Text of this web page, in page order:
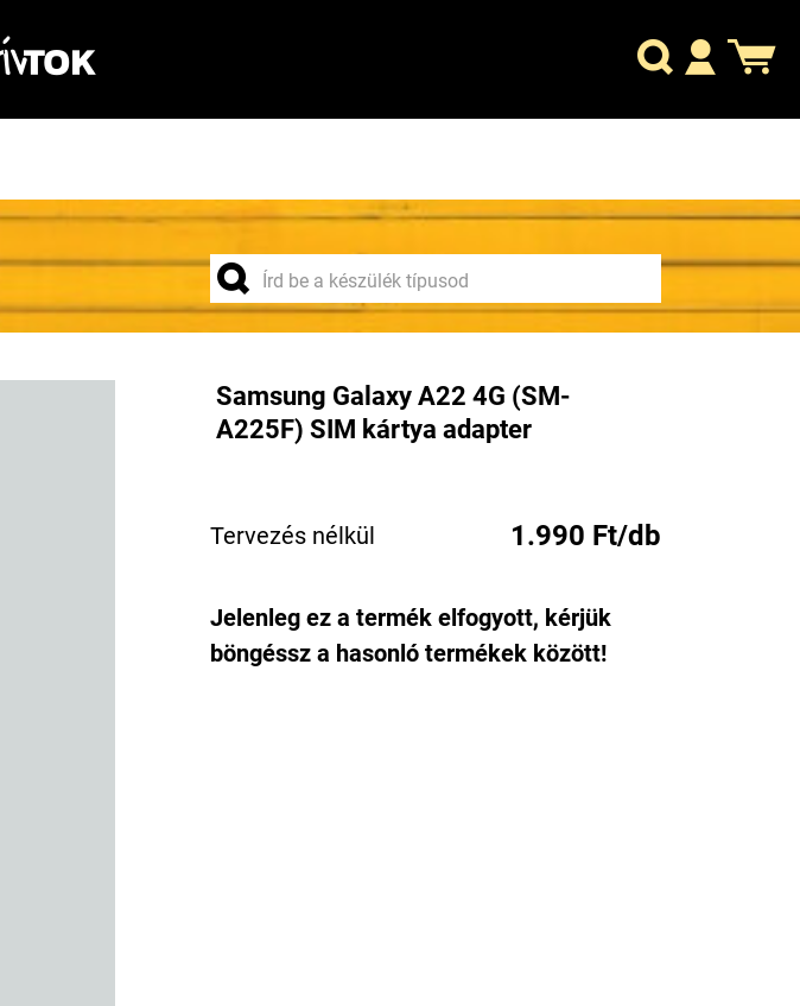
Samsung Galaxy A22 4G (SM-
A225F) SIM kártya adapter
Tervezés nélkül 1.990 Ft/db
Jelenleg ez a termék elfogyott, kérjük
böngéssz a hasonló termékek között!